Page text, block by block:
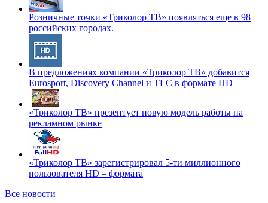
Розничные точки «Триколор ТВ» появляться еще в 98
российских городах.
В предложениях компании «Триколор ТВ» добавится
Eurosport, Discovery Channel и TLC в формате HD
«Триколор ТВ» презентует новую модель работы на
рекламном рынке
«Триколор ТВ» зарегистрировал 5-ти миллионного
пользователя HD – формата
Все новости